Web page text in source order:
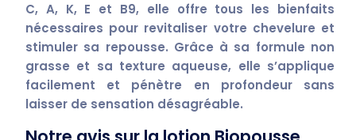
C, A, K, E et B9, elle offre tous les bienfaits
nécessaires pour revitaliser votre chevelure et
stimuler sa repousse. Grâce à sa formule non
grasse et sa texture aqueuse, elle s’applique
facilement et pénètre en profondeur sans
laisser de sensation désagréable.